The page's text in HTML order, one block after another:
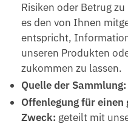
Risiken oder Betrug
es den von Ihnen
entspricht,
unseren Produkten
zukommen zu lassen.
Quelle der Sammlung:
Offenlegung für
Zweck: geteilt mit